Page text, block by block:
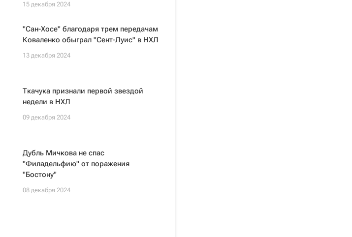
15 декабря 2024
"Сан-Хосе" благодаря трем передачам
Коваленко обыграл "Сент-Луис" в НХЛ
13 декабря 2024
Ткачука признали первой звездой
недели в НХЛ
09 декабря 2024
Дубль Мичкова не спас
"Филадельфию" от поражения
"Бостону"
08 декабря 2024